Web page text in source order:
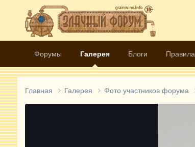
Форумы Галерея Блоги Правила
Главная Галерея Фото участников форума